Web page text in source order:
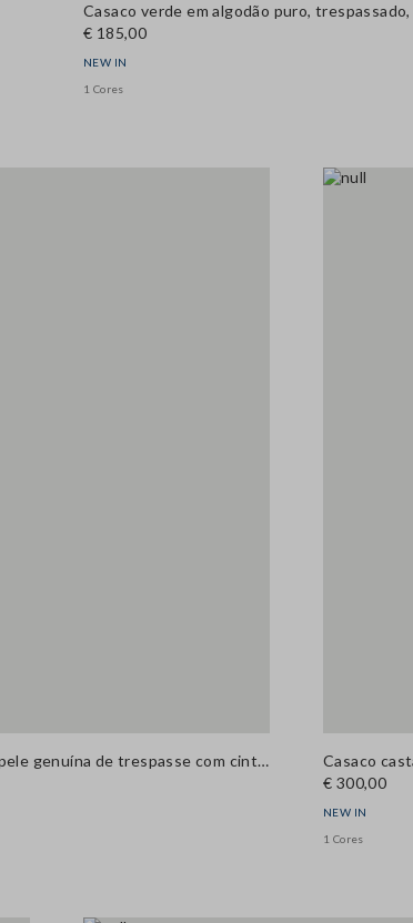
Casaco verde em algodão puro,
€ 185,00
NEW IN
1 Cores
Trench castanho em pele genuína de trespasse com cinto, corte regular
Casaco
€ 300,00
NEW IN
1 Cores